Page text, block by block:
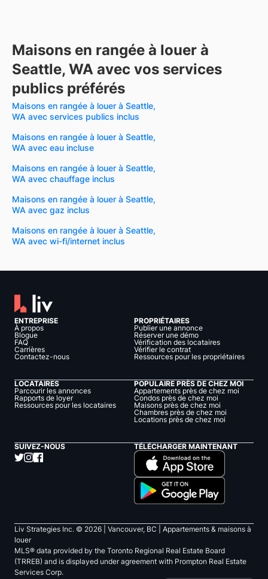
Maisons en rangée à louer à
Seattle, WA avec vos services
publics préférés
Maisons en rangée à louer à Seattle,
WA avec services publics inclus
Maisons en rangée à louer à Seattle,
WA avec eau incluse
Maisons en rangée à louer à Seattle,
WA avec chauffage inclus
Maisons en rangée à louer à Seattle,
WA avec gaz inclus
Maisons en rangée à louer à Seattle,
WA avec wi-fi/internet inclus
ENTREPRISE
À propos
Blogue
FAQ
Carrières
Contactez-nous
PROPRIÉTAIRES
Publier une annonce
Réserver une démo
Vérification des locataires
Vérifier le contrat
Ressources pour les propriétaires
LOCATAIRES
Parcourir les annonces
Rapports de loyer
Ressources pour les locataires
POPULAIRE PRÈS DE CHEZ MOI
Appartements près de chez moi
Condos près de chez moi
Maisons près de chez moi
Chambres près de chez moi
Locations près de chez moi
SUIVEZ-NOUS TÉLÉCHARGER MAINTENANT
Liv Strategies Inc. © 2026 | Vancouver, BC |
Appartements & maisons à
louer
MLS® data provided by the Toronto Regional Real Estate Board
(TRREB) and is displayed under agreement with Prompton Real Estate
Services Corp.